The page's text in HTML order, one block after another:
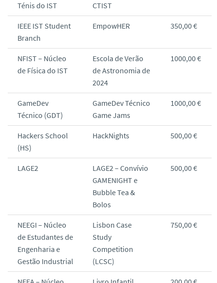
Ténis do IST
CTIST
IEEE IST Student
Branch
EmpowHER 350,00 €
NFIST – Núcleo
de Física do IST
Escola de Verão
de Astronomia de
2024
1000,00 €
GameDev
Técnico (GDT)
GameDev Técnico
Game Jams
1000,00 €
Hackers School
(HS)
HackNights 500,00 €
LAGE2
LAGE2 – Convívio
GAMENIGHT e
Bubble Tea &
Bolos
500,00 €
NEEGI – Núcleo
de Estudantes de
Engenharia e
Gestão Industrial
Lisbon Case
Study
Competition
(LCSC)
750,00 €